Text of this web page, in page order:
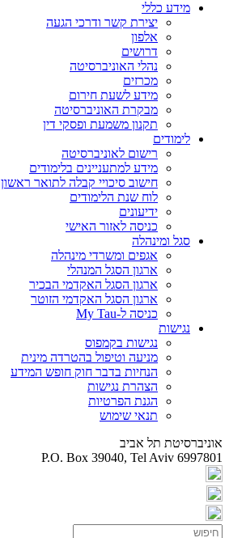
מידע כללי
יצירת קשר ודרכי הגעה
אלפון
דרושים
נהלי האוניברסיטה
מכרזים
מידע לשעת חירום
מבקרת האוניברסיטה
תקנון משמעת ופסקי דין
לימודים
רישום לאוניברסיטה
מידע למתעניינים בלימודים
חישוב סיכויי קבלה לתואר ראשון
לוח שנת הלימודים
ידיעונים
כניסה לאזור האישי
סגל ומינהלה
אגפים ומשרדי מינהלה
ארגון הסגל המנהלי
ארגון הסגל האקדמי הבכיר
ארגון הסגל האקדמי הזוטר
כניסה ל-My Tau
נגישות
נגישות בקמפוס
מניעה וטיפול בהטרדה מינית
הנחיות בדבר חוק חופש המידע
הצהרת נגישות
הגנת הפרטיות
תנאי שימוש
אוניברסיטת תל אביב
P.O. Box 39040, Tel Aviv 6997801